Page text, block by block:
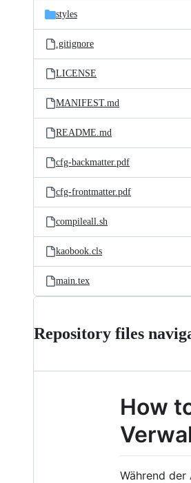
styles
.gitignore
LICENSE
MANIFEST.md
README.md
cfg-backmatter.pdf
cfg-frontmatter.pdf
compileall.sh
kaobook.cls
main.tex
Repository files
How
Während